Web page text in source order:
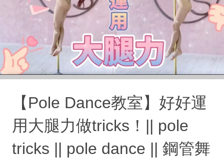
【Pole Dance教室】好好運
用大腿力做tricks！|| pole
tricks || pole dance || 鋼管舞